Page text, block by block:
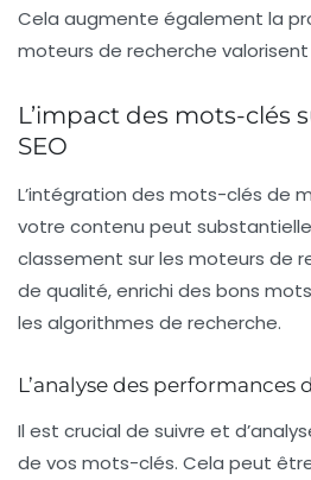
Cela augmente également la
moteurs de recherche
L’impact des mots-clés
SEO
L’intégration des mots-clés de
votre contenu peut
classement sur les moteurs de
de qualité, enrichi des bons
les algorithmes de recherche.
L’analyse des performances
Il est crucial de suivre et
de vos mots-clés. Cela peut